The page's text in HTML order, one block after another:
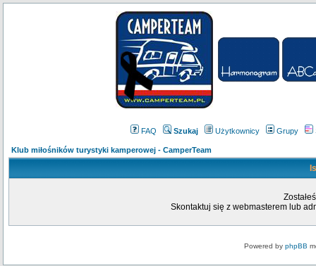
FAQ Szukaj Użytkownicy Grupy
Klub miłośników turystyki kamperowej - CamperTeam
Skontaktuj się z webmasterem lub
Powered by phpBB